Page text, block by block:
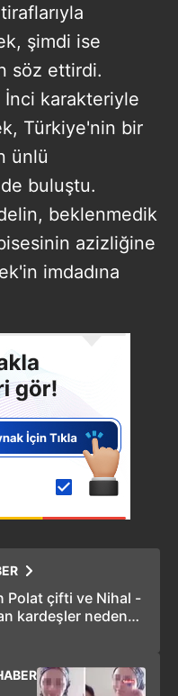
şimdi ise
söz ettirdi.
karakteriyle
Türkiye'nin bir
ünlü
buluştu.
beklenmedik
azizliğine
imdadına
Polat çifti ve Nihal -
kardeşler neden